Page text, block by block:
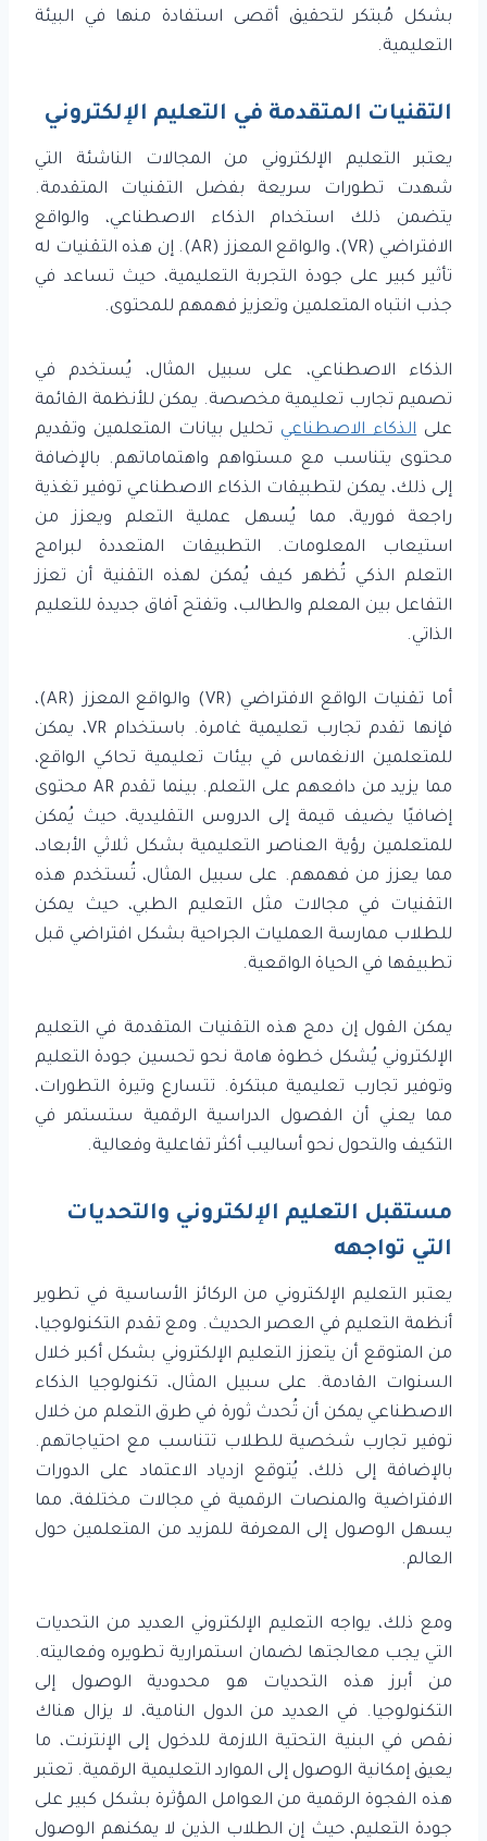
بشكل مُبتكر لتحقيق أقصى استفادة منها في البيئة
التعليمية.
التقنيات المتقدمة في التعليم الإلكتروني
يعتبر التعليم الإلكتروني من المجالات الناشئة التي
شهدت تطورات سريعة بفضل التقنيات المتقدمة.
يتضمن ذلك استخدام الذكاء الاصطناعي، والواقع
الافتراضي (VR)، والواقع المعزز (AR). إن هذه التقنيات له
تأثير كبير على جودة التجربة التعليمية، حيث تساعد في
جذب انتباه المتعلمين وتعزيز فهمهم للمحتوى.
الذكاء الاصطناعي، على سبيل المثال، يُستخدم في
تصميم تجارب تعليمية مخصصة. يمكن للأنظمة القائمة
علىالذكاء الاصطناعي تحليل بيانات المتعلمين وتقديم
محتوى يتناسب مع مستواهم واهتماماتهم. بالإضافة
إلى ذلك، يمكن لتطبيقات الذكاء الاصطناعي توفير تغذية
راجعة فورية، مما يُسهل عملية التعلم ويعزز من
استيعاب المعلومات. التطبيقات المتعددة لبرامج
التعلم الذكي تُظهر كيف يُمكن لهذه التقنية أن تعزز
التفاعل بين المعلم والطالب، وتفتح آفاق جديدة للتعليم
الذاتي.
أما تقنيات الواقع الافتراضي (VR) والواقع المعزز (AR)،
فإنها تقدم تجارب تعليمية غامرة. باستخدام VR، يمكن
للمتعلمين الانغماس في بيئات تعليمية تحاكي الواقع،
مما يزيد من دافعهم على التعلم. بينما تقدم AR محتوى
إضافيًا يضيف قيمة إلى الدروس التقليدية، حيث يُمكن
للمتعلمين رؤية العناصر التعليمية بشكل ثلاثي الأبعاد،
مما يعزز من فهمهم. على سبيل المثال، تُستخدم هذه
التقنيات في مجالات مثل التعليم الطبي، حيث يمكن
للطلاب ممارسة العمليات الجراحية بشكل افتراضي قبل
تطبيقها في الحياة الواقعية.
يمكن القول إن دمج هذه التقنيات المتقدمة في التعليم
الإلكتروني يُشكل خطوة هامة نحو تحسين جودة التعليم
وتوفير تجارب تعليمية مبتكرة. تتسارع وتيرة التطورات،
مما يعني أن الفصول الدراسية الرقمية ستستمر في
التكيف والتحول نحو أساليب أكثر تفاعلية وفعالية.
مستقبل التعليم الإلكتروني والتحديات
التي تواجهه
يعتبر التعليم الإلكتروني من الركائز الأساسية في تطوير
أنظمة التعليم في العصر الحديث. ومع تقدم التكنولوجيا،
من المتوقع أن يتعزز التعليم الإلكتروني بشكل أكبر خلال
السنوات القادمة. على سبيل المثال، تكنولوجيا الذكاء
الاصطناعي يمكن أن تُحدث ثورة في طرق التعلم من خلال
توفير تجارب شخصية للطلاب تتناسب مع احتياجاتهم.
بالإضافة إلى ذلك، يُتوقع ازدياد الاعتماد على الدورات
الافتراضية والمنصات الرقمية في مجالات مختلفة، مما
يسهل الوصول إلى المعرفة للمزيد من المتعلمين حول
العالم.
ومع ذلك، يواجه التعليم الإلكتروني العديد من التحديات
التي يجب معالجتها لضمان استمرارية تطويره وفعاليته.
من أبرز هذه التحديات هو محدودية الوصول إلى
التكنولوجيا. في العديد من الدول النامية، لا يزال هناك
نقص في البنية التحتية اللازمة للدخول إلى الإنترنت، ما
يعيق إمكانية الوصول إلى الموارد التعليمية الرقمية. تعتبر
هذه الفجوة الرقمية من العوامل المؤثرة بشكل كبير على
جودة التعليم، حيث إن الطلاب الذين لا يمكنهم الوصول